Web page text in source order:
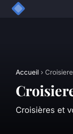
Accueil › Croisiere
Croisières et